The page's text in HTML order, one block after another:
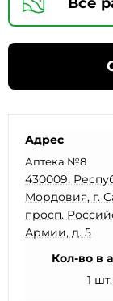
Адрес
Аптека №8
430009,
Мордовия, г.
просп.
Армии, д. 5
Кол-во в
1 шт.